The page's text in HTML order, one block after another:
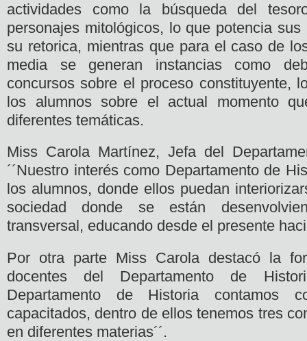
actividades como la búsqueda del
personajes mitológicos, lo que potencia
su retorica, mientras que para el caso de
media se generan instancias como
concursos sobre el proceso constituyente,
los alumnos sobre el actual momento
diferentes temáticas.
Miss Carola Martínez, Jefa del
´´Nuestro interés como Departamento de
los alumnos, donde ellos puedan
sociedad donde se están
transversal, educando desde el presente
Por otra parte Miss Carola destacó la
docentes del Departamento de
Departamento de Historia contamos
capacitados, dentro de ellos tenemos tres
en diferentes materias´´.